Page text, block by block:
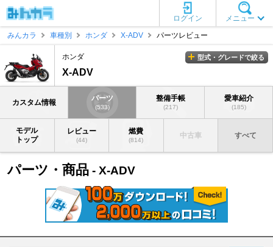
メニュー
ログイン
みんカラ
車種別 ホンダ X-ADV パーツレビュー
ホンダ
X-ADV
型式・グレードで絞る
カスタム情報 パーツ
(533)
整備手帳
(217)
愛車紹介
(185)
モデル
トップ
レビュー
(44)
燃費
(814)
中古車 すべて
パーツ・商品 - X-ADV